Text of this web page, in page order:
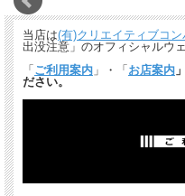
当店は(有)クリエイティブコン
出没注意」のオフィシャルウ
「 ご利用案内 」・「 お店案内
ださい。